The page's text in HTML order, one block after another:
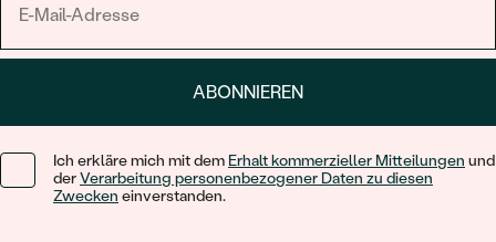
ABONNIEREN
Ich erkläre mich mit dem Erhalt kommerzieller Mitteilungen und
derVerarbeitung personenbezogener Daten zu diesen
Zwecken einverstanden.